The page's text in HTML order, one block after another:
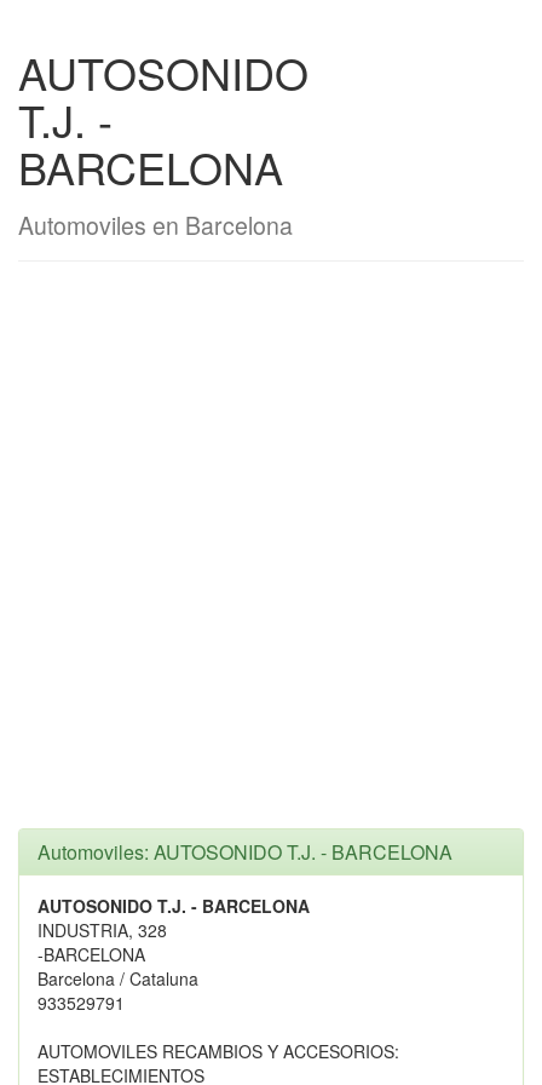
AUTOSONIDO
T.J. -
BARCELONA
Automoviles en Barcelona
Automoviles: AUTOSONIDO T.J. - BARCELONA
AUTOSONIDO T.J. - BARCELONA
INDUSTRIA, 328
-BARCELONA
Barcelona / Cataluna
933529791
AUTOMOVILES RECAMBIOS Y ACCESORIOS:
ESTABLECIMIENTOS